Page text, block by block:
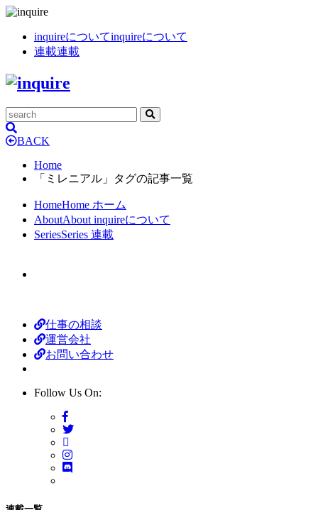
inquireについてinquireについて
連載連載
BACK
Home
「ミレニアル」タグの記事一覧
HomeHome ホーム
AboutAbout inquireについて
SeriesSeries 連載
仕事の相談
運営会社
お問い合わせ
Follow Us On: